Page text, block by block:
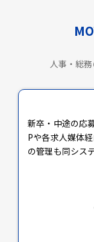
人事・総
新卒・中途の応
Pや各求人媒体
の管理も同シス